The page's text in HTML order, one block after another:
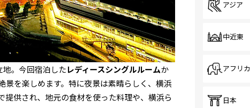
地。今回宿泊したレディースシングルルームか
を楽しめます。特に夜景は素晴らしく、横浜
供され、地元の食材を使った料理や、横浜ら
アジア
中近東
アフリカ
日本